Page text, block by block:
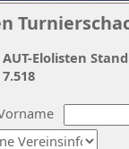
AUT-Elolisten
7.518